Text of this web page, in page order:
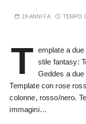
19 ANNI FA TEMPO
T emplate a
stile fantasy:
Geddes a
Template con rose
colonne, rosso/nero.
immagini…